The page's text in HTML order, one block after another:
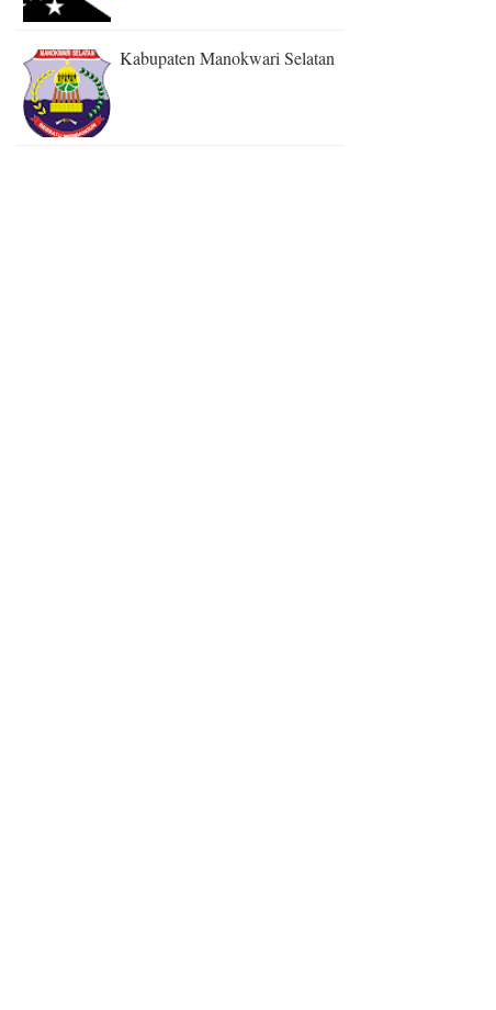
Kabupaten Manokwari Selatan